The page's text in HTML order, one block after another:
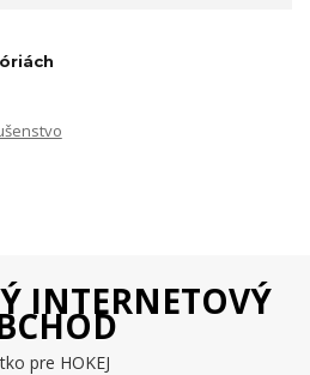
INTERNETOVÝ
pre HOKEJ